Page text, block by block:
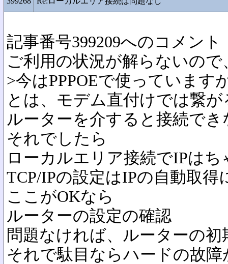
記事番号399209へのコメント
ご利用の状況が解らないので
>今はPPPOEで使っています
とは、モデム直付けでは繋
ルーターを介すると接続でき
それでしたら
ローカルエリア接続でIPは
TCP/IPの設定はIPの自動取得
ここがOKなら
ルーターの設定の確認
問題なければ、ルーターの初
それで駄目ならハードの故